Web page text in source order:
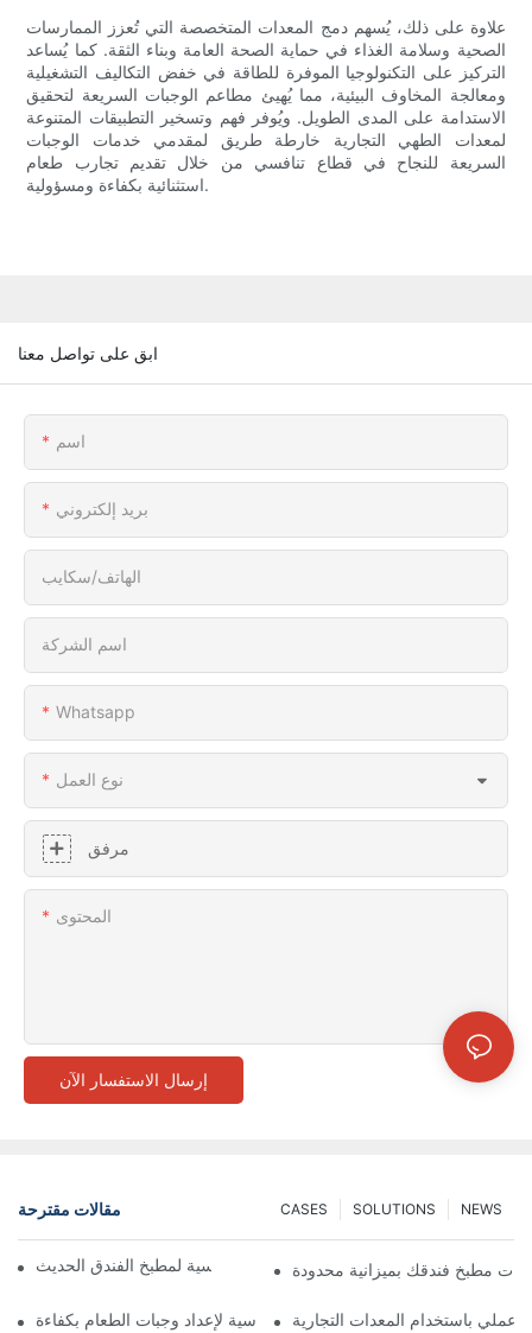
علاوة على ذلك، يُسهم دمج المعدات المتخصصة التي تُعزز الممارسات
الصحية وسلامة الغذاء في حماية الصحة العامة وبناء الثقة. كما يُساعد
التركيز على التكنولوجيا الموفرة للطاقة في خفض التكاليف التشغيلية
ومعالجة المخاوف البيئية، مما يُهيئ مطاعم الوجبات السريعة لتحقيق
الاستدامة على المدى الطويل. ويُوفر فهم وتسخير التطبيقات المتنوعة
لمعدات الطهي التجارية خارطة طريق لمقدمي خدمات الوجبات
السريعة للنجاح في قطاع تنافسي من خلال تقديم تجارب طعام
استثنائية بكفاءة ومسؤولية.
ابق على تواصل معنا
اسم
بريد إلكتروني
الهاتف/سكايب
اسم الشركة
Whatsapp
نوع العمل
مرفق
المحتوى
إرسال الاستفسار الآن
مقالات مقترحة NEWS
SOLUTIONS
CASES
معدات الطهي التجارية الأساسية لمطبخ الفندق الحديثمطبخ فندقك بميزانية محدودة
معدات مطبخ المستشفى الأساسية لإعداد وجبات الطعام بكفاءة
باستخدام المعدات التجارية